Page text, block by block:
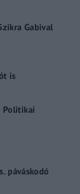
Gabival
is
Politikai
páváskodó